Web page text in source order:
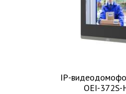
IP-
OEI-372S-